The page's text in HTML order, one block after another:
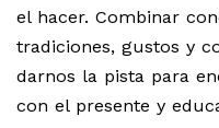
el hacer. Combinar
tradiciones, gustos y
darnos la pista para
con el presente y